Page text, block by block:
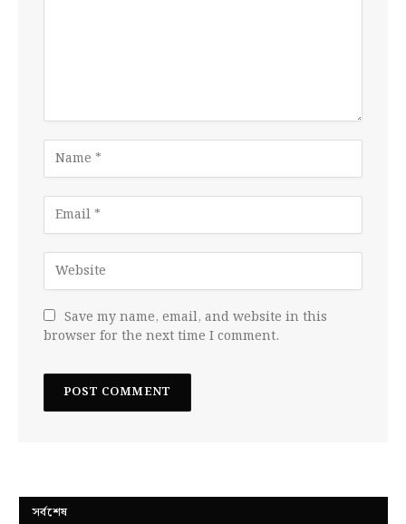
Save my name, email, and website in this
browser for the next time I comment.
সর্বশেষ